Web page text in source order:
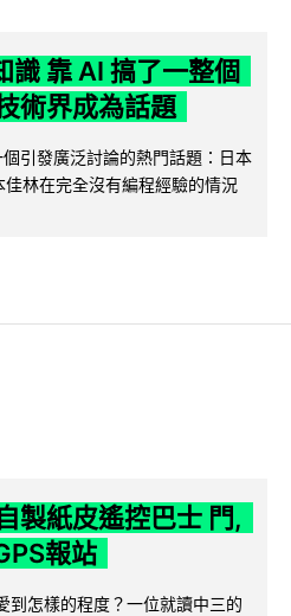
識 靠 AI 搞了一整個
術界成為話題
引發廣泛討論的熱門話題：日本
林在完全沒有編程經驗的情況
製紙皮遙控巴士 門,
報站
到怎樣的程度？一位就讀中三的